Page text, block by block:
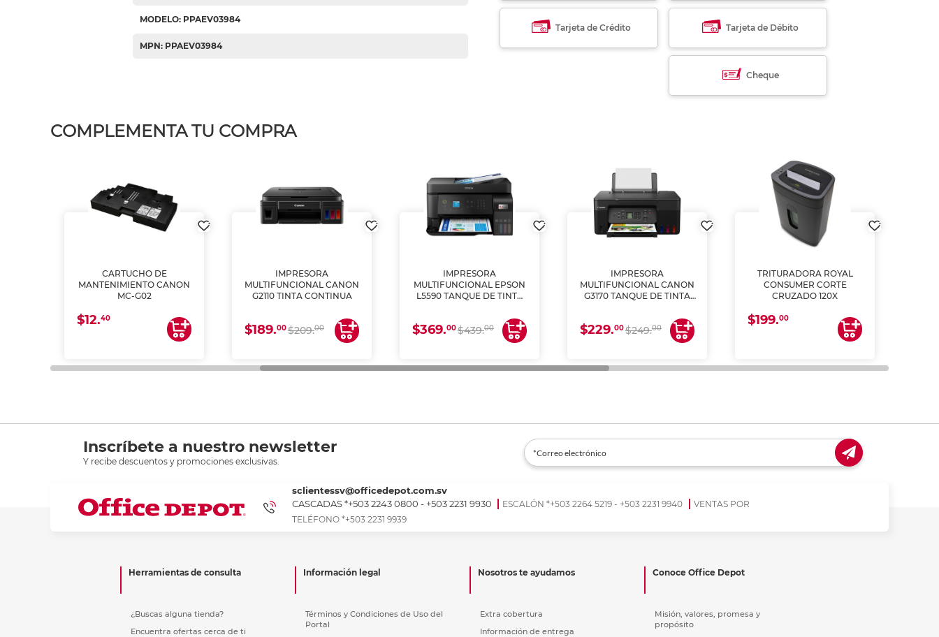
MODELO: PPAEV03984
MPN: PPAEV03984
Tarjeta de Crédito Tarjeta de Débito
Cheque
COMPLEMENTA TU COMPRA
CARTUCHO DE
MANTENIMIENTO CANON
MC-G02
$12.40
IMPRESORA
MULTIFUNCIONAL CANON
G2110 TINTA CONTINUA
$189.00$209.00
IMPRESORA
MULTIFUNCIONAL EPSON
L5590 TANQUE DE TINTA
$369.00$439.00
IMPRESORA
MULTIFUNCIONAL CANON
G3170 TANQUE DE TINTA
$229.00$249.00
TRITURADORA ROYAL
CONSUMER CORTE
CRUZADO 120X
$199.00
Inscríbete a nuestro newsletter
Y recibe descuentos y promociones exclusivas.
sclientessv@officedepot.com.sv
CASCADAS *+503 2243 0800 - +503 2231 9930
ESCALÓN *+503 2264 5219 - +503 2231 9940
VENTAS POR
TELÉFONO *+503 2231 9939
Herramientas de consulta
¿Buscas alguna tienda?
Encuentra ofertas cerca de ti
Información legal
Términos y Condiciones de Uso del
Portal
Nosotros te ayudamos
Extra cobertura
Información de entrega
Conoce Office Depot
Misión, valores, promesa y
propósito